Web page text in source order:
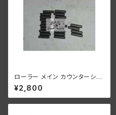
ローラー メイン カウンターシャ
フト 0004" オーバーサイズ 24
個 ハーレーダビッドソン
¥2,800